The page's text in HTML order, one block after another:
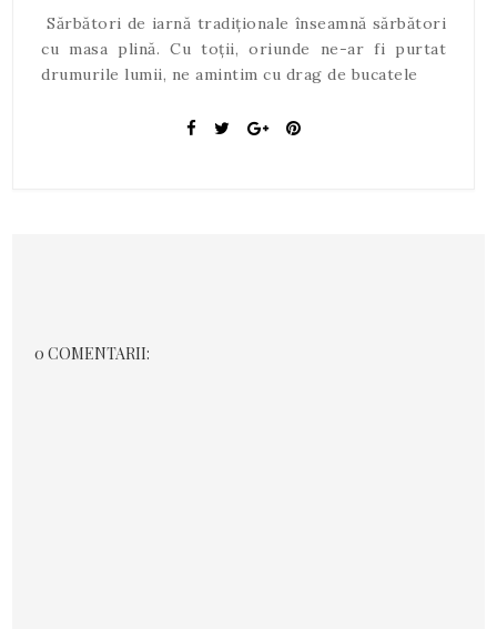
Sărbători de iarnă tradiționale înseamnă sărbători
cu masa plină. Cu toții, oriunde ne-ar fi purtat
drumurile lumii, ne amintim cu drag de bucatele
0 COMENTARII: